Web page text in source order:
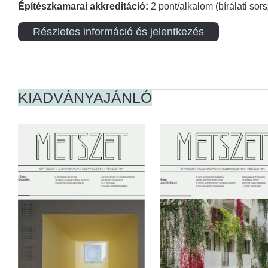
Építészkamarai akkreditáció: 2 pont/alkalom (bírálati
Részletes információ és jelentkezés
KIADVÁNYAJÁNLÓ